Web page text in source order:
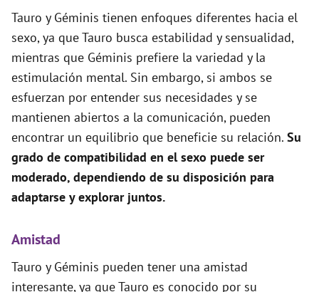
Tauro y Géminis tienen enfoques diferentes hacia el
sexo, ya que Tauro busca estabilidad y sensualidad,
mientras que Géminis prefiere la variedad y la
estimulación mental. Sin embargo, si ambos se
esfuerzan por entender sus necesidades y se
mantienen abiertos a la comunicación, pueden
encontrar un equilibrio que beneficie su relación. Su
grado de compatibilidad en el sexo puede ser
moderado, dependiendo de su disposición para
adaptarse y explorar juntos.
Amistad
Tauro y Géminis pueden tener una amistad
interesante, ya que Tauro es conocido por su